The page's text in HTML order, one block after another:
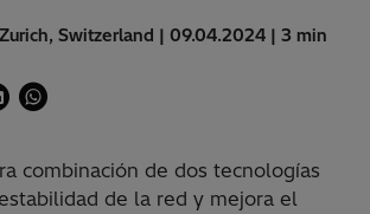
Switzerland | 09.04.2024 | 3 min
combinación de dos tecnologías
de la red y mejora el